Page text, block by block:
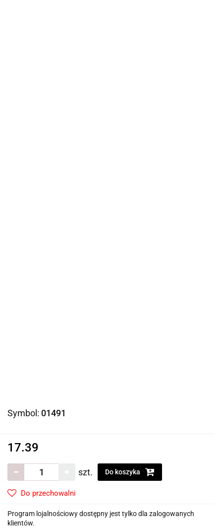
Symbol: 01491
17.39
szt. Do koszyka
Do przechowalni
Program lojalnościowy dostępny jest tylko dla zalogowanych
klientów.